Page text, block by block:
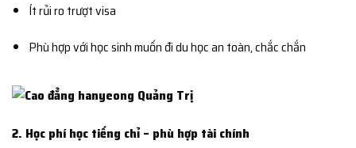
Ít rủi ro trượt visa
Phù hợp với học sinh muốn đi du học an toàn, chắc chắn
2. Học phí học tiếng chỉ – phù hợp tài chính